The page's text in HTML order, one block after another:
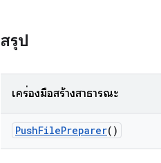
สรุป
เครื่องมือสร้างสาธารณะ
PushFilePreparer()